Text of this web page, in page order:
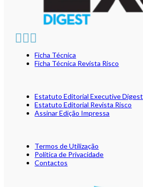
Ficha Técnica
Ficha Técnica Revista Risco
Estatuto Editorial Executive Digest
Estatuto Editorial Revista Risco
Assinar Edição Impressa
Termos de Utilização
Política de Privacidade
Contactos